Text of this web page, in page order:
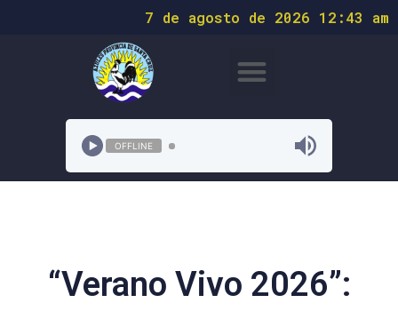
7 de agosto de 2026 12:43 am
OFFLINE
“Verano Vivo 2026”: